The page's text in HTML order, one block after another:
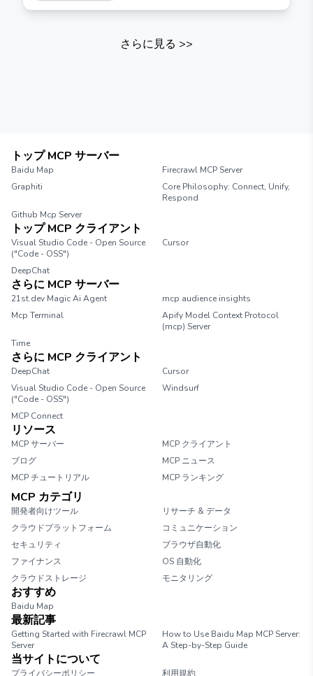
さらに見る >>
トップ MCP サーバー
Baidu Map
Firecrawl MCP Server
Graphiti
Core Philosophy: Connect, Unify,
Respond
Github Mcp Server
トップ MCP クライアント
Visual Studio Code - Open Source
("Code - OSS")
Cursor
DeepChat
さらに MCP サーバー
21st.dev Magic Ai Agent
mcp audience insights
Mcp Terminal
Apify Model Context Protocol
(mcp) Server
Time
さらに MCP クライアント
DeepChat
Cursor
Visual Studio Code - Open Source
("Code - OSS")
Windsurf
MCP Connect
リソース
MCP サーバー
MCP クライアント
ブログ
MCP ニュース
MCP チュートリアル
MCP ランキング
MCP カテゴリ
開発者向けツール
リサーチ & データ
クラウドプラットフォーム
コミュニケーション
セキュリティ
ブラウザ自動化
ファイナンス
OS 自動化
クラウドストレージ
モニタリング
おすすめ
Baidu Map
最新記事
Getting Started with Firecrawl MCP
Server
How to Use Baidu Map MCP Server:
A Step-by-Step Guide
当サイトについて
プライバシーポリシー 利用規約